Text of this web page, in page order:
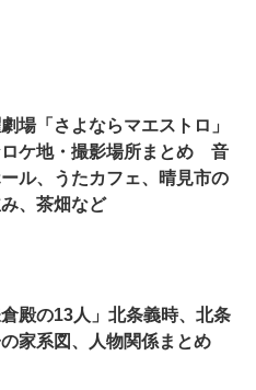
場「さよならマエストロ」
ロケ地・撮影場所まとめ 音
ル、うたカフェ、晴見市の
、茶畑など
倉殿の13人」北条義時、北条
家系図、人物関係まとめ